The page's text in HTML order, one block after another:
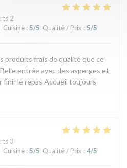
2
Cuisine : 5/5 Qualité / Prix : 5/5
produits frais de qualité que ce
entrée avec des asperges et
le repas Accueil toujours
3
Cuisine : 5/5 Qualité / Prix : 4/5